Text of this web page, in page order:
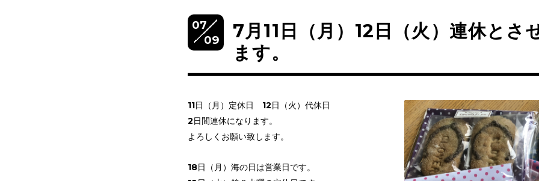
07
09
7月11日（月）12日（火）連休とさ
ます。
11日（月）定休日 12日（火）代休日
2日間連休になります。
よろしくお願い致します。
18日（月）海の日は営業日です。